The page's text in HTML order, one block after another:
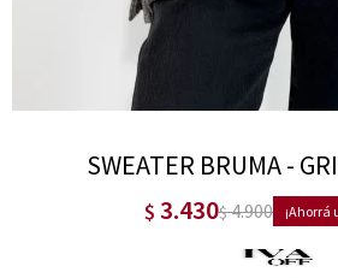
SWEATER BRUMA -
$ 3.430$4.900